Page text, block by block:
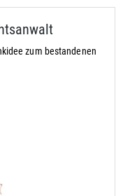
zum bestandenen